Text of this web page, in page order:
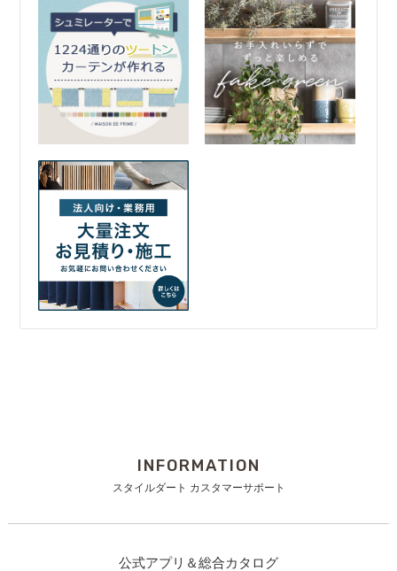
INFORMATION
スタイルダート カスタマーサポート
公式アプリ＆総合カタログ